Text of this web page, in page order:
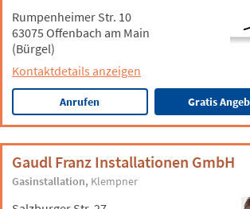
Rumpenheimer Str. 10
63075 Offenbach am Main
(Bürgel)
Kontaktdetails anzeigen
Anrufen Gratis
Gaudl Franz Installationen GmbH
Gasinstallation Klempner